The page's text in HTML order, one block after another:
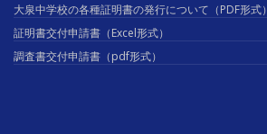
大泉中学校の各種証明書の発行について（PDF形式）
証明書交付申請書（Excel形式）
調査書交付申請書（pdf形式）